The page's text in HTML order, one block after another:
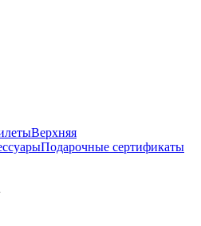
Верхняя
Подарочные сертификаты